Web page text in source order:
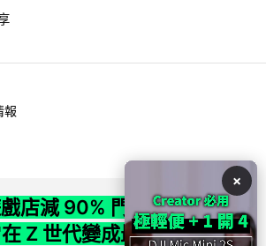
報
店減 90% 門市 業績反增
Z 世代變成最潮「新鮮
×